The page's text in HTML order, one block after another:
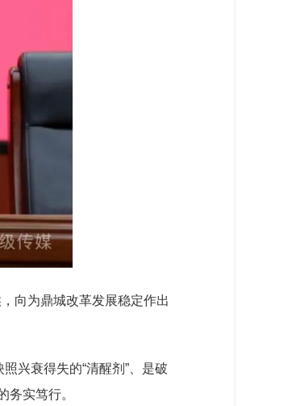
向为鼎城改革发展稳定作出
兴衰得失的“清醒剂”、是破
务实笃行。